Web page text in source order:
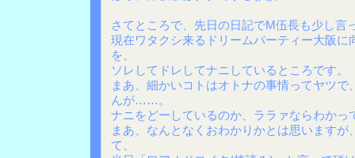
さてところで、先日の日記でM伍長も少し言
現在ワタクシ来るドリームパーティー大阪に
を、
ソレしてドレしてナニしているところです。
まあ、細かいコトはオトナの事情ってヤツ
んが……。
ナニをどーしているのか、ララァならわかっ
まあ、なんとなくおわかりかとは思いますが
て、